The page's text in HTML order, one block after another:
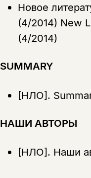
Новое
(4/2014) New
(4/2014)
SUMMARY
[НЛО].
НАШИ АВТОРЫ
[НЛО]. Наши